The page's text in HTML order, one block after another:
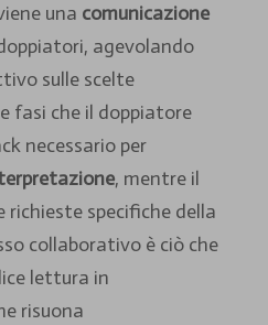
una comunicazione
agevolando
sulle scelte
fasi che il doppiatore
necessario per
, mentre il
richieste specifiche della
collaborativo è ciò che
lettura in
risuona